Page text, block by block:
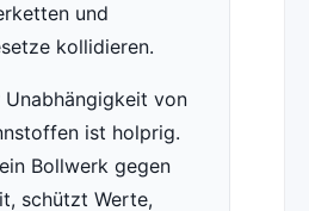
und
kollidieren.
Unabhängigkeit von
ist holprig.
Bollwerk gegen
schützt Werte,